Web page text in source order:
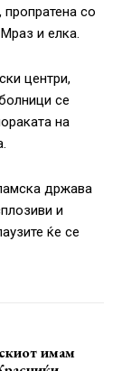
пропратена со
и елка.
центри,
се
на
држава
и
ќе се
имам